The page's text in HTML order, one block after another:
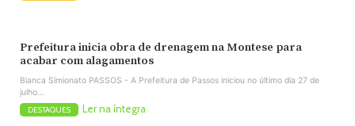
Prefeitura inicia obra de drenagem na Montese para
acabar com alagamentos
Bianca Simionato PASSOS - A Prefeitura de Passos iniciou no último dia 27 de
julho...
DESTAQUES Ler na íntegra